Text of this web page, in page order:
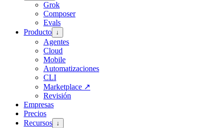
Grok
Composer
Evals
Producto ↓
Agentes
Cloud
Mobile
Automatizaciones
CLI
Marketplace ↗
Revisión
Empresas
Precios
Recursos ↓